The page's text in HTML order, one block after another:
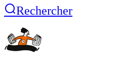
Rechercher